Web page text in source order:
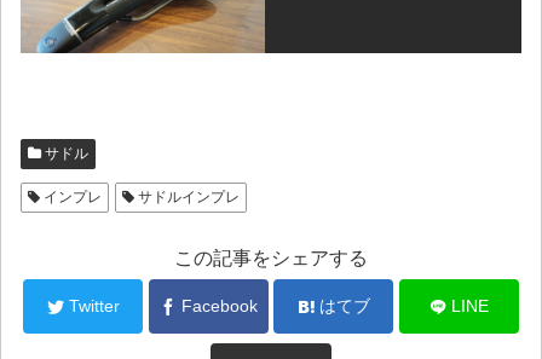
サドル
インプレ サドルインプレ
この記事をシェアする
Twitter Facebook はてブ LINE